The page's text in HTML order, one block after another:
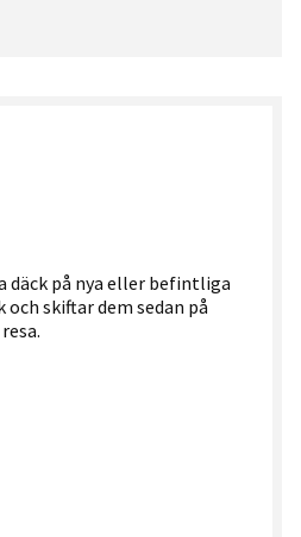
däck på nya eller befintliga
skiftar dem sedan på